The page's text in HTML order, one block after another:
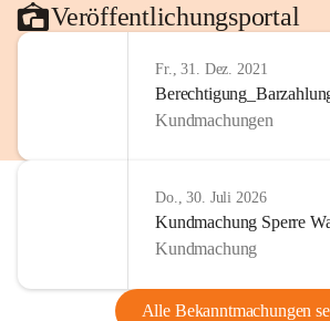
Veröffentlichungsportal
Fr., 31. Dez. 2021
Kundmachungen
Do., 30. Juli 2026
Kundmachung Sperre
Kundmachung
Alle Bekanntmachungen